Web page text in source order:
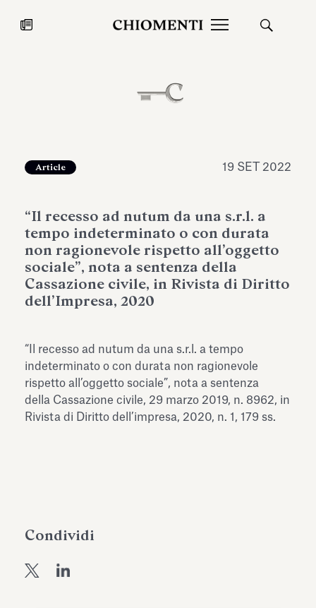
27 LUG 2026
Fondazione Torlonia inaugura la
mostra Marmora Romana
Torlonia
Chiomenti
Article 19 SET 2022
“Il recesso ad nutum da una s.r.l. a
tempo indeterminato o con durata
non ragionevole rispetto all’oggetto
sociale”, nota a sentenza della
Cassazione civile, in Rivista di Diritto
dell’Impresa, 2020
“Il recesso ad nutum da una s.r.l. a tempo
indeterminato o con durata non ragionevole
rispetto all’oggetto sociale”, nota a sentenza
della Cassazione civile, 29 marzo 2019, n. 8962, in
Rivista di Diritto dell’impresa, 2020, n. 1, 179 ss.
Condividi